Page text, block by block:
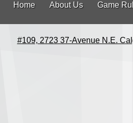
Home About Us Game
#109, 2723 37-Avenue N.E.